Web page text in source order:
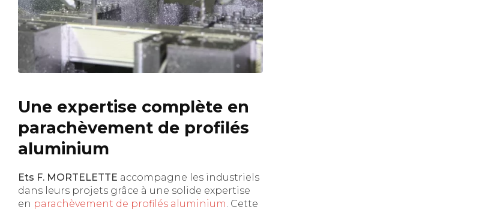
Une expertise complète en
parachèvement de profilés
aluminium
Ets F. MORTELETTE accompagne les industriels
dans leurs projets grâce à une solide expertise
en parachèvement de profilés aluminium . Cette